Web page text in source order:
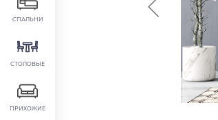
СПАЛЬНИ
СТОЛОВЫЕ
ПРИХОЖИЕ